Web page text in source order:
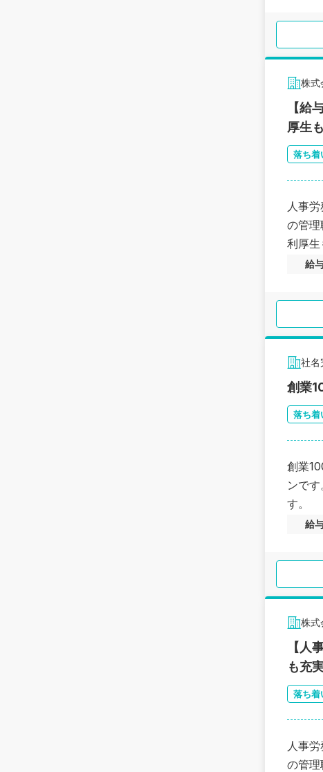
株式
【給
厚生
落ち着
人事
の管
利厚生
給
社名
創業
落ち着
創業
ンで
す。
給
株式
【人
も充
落ち着
人事
の管